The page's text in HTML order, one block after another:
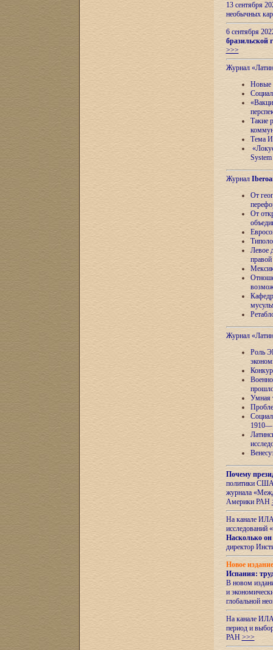
13 сентября
необычных
6 сентября
бразильской
>>>
Журнал
Новые
Такие
Тема
Журнал
От
От
Левое
Журнал
Роль
Умная
Почему
политики США
журнала
Америки РАН
На канале ИЛА
исследований «
Насколько он
директор
Новое
Испания:
В новом
и
глобальной
На канале
период и
РАН >>>